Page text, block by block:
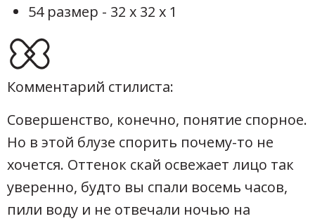
54 размер - 32 х 32 х 1
Комментарий стилиста:
Совершенство, конечно, понятие спорное.
Но в этой блузе спорить почему-то не
хочется. Оттенок скай освежает лицо так
уверенно, будто вы спали восемь часов,
пили воду и не отвечали ночью на